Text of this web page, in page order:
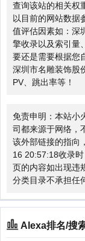
查询该站的相关权
以目前的网站数据
值评估因素如：深
擎收录以及索引量
要还是需要根据您
深圳市名雕装饰股
PV、跳出率等！
免责申明：本站小
司都来源于网络，
该外部链接的指向
16 20:57:18收录
页的内容如出现违
分类目录不承担任
Alexa排名/搜